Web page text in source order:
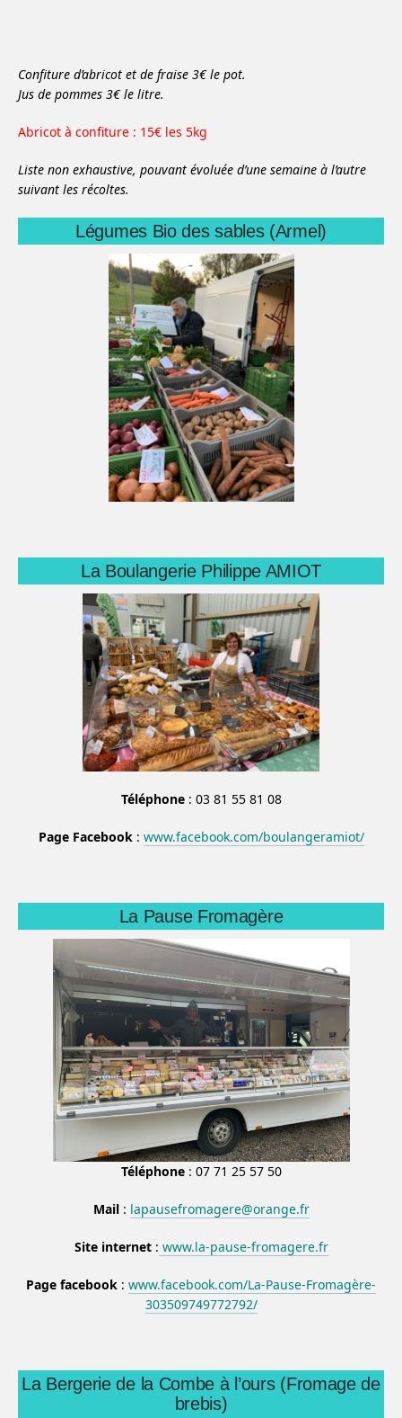
Confiture d’abricot et de fraise 3€ le pot.
Jus de pommes 3€ le litre.
Abricot à confiture : 15€ les 5kg
Liste non exhaustive, pouvant évoluée d’une semaine à l’autre
suivant les récoltes.
Légumes Bio des sables (Armel)
La Boulangerie Philippe AMIOT
Téléphone: 03 81 55 81 08
Page Facebook: www.facebook.com/boulangeramiot/
La Pause Fromagère
Téléphone: 07 71 25 57 50
Mail: lapausefromagere@orange.fr
Site internet: www.la-pause-fromagere.fr
Page facebook : www.facebook.com/La-Pause-Fromagère-
303509749772792/
La Bergerie de la Combe à l’ours (Fromage de
brebis)